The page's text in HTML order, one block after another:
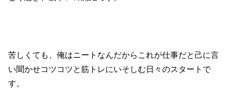
苦しくても、俺はニートなんだからこれが仕事だと己に言
い聞かせコツコツと筋トレにいそしむ日々のスタートで
す。